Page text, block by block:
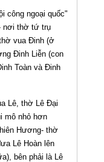
công ngoại quốc"
nơi thờ tứ trụ
vua Ðinh (ở
Ðinh Liễn (con
Toàn và Ðinh
Lê, thờ Lê Ðại
mô nhỏ hơn
Hương- thờ
Lê Hoàn lên
bên phải là Lê